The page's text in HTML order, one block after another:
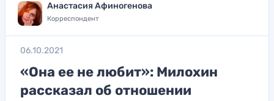
Анастасия Афиногенова
Корреспондент
06.10.2021
«Она ее не любит»: Милохин
рассказал об отношении